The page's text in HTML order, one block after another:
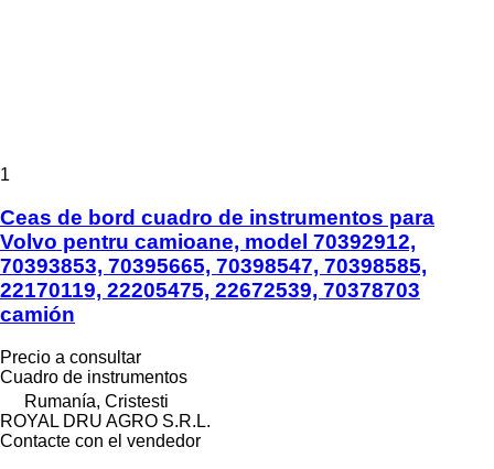
1
Ceas de bord cuadro de instrumentos para
Volvo pentru camioane, model 70392912,
70393853, 70395665, 70398547, 70398585,
22170119, 22205475, 22672539, 70378703
camión
Precio a consultar
Cuadro de instrumentos
Rumanía, Cristesti
ROYAL DRU AGRO S.R.L.
Contacte con el vendedor